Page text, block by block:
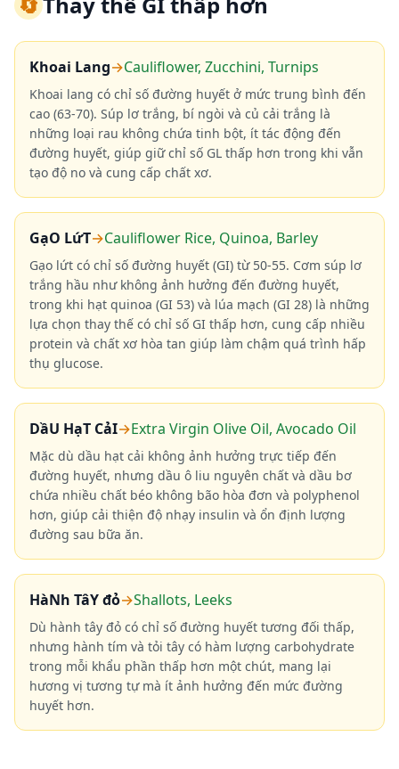
Khoai Lang→Cauliflower, Zucchini, Turnips
Khoai lang có chỉ số đường huyết ở mức trung bình đến
cao (63-70). Súp lơ trắng, bí ngòi và củ cải trắng là
những loại rau không chứa tinh bột, ít tác động đến
đường huyết, giúp giữ chỉ số GL thấp hơn trong khi vẫn
tạo độ no và cung cấp chất xơ.
GạO LứT→Cauliflower Rice, Quinoa, Barley
Gạo lứt có chỉ số đường huyết (GI) từ 50-55. Cơm súp lơ
trắng hầu như không ảnh hưởng đến đường huyết,
trong khi hạt quinoa (GI 53) và lúa mạch (GI 28) là những
lựa chọn thay thế có chỉ số GI thấp hơn, cung cấp nhiều
protein và chất xơ hòa tan giúp làm chậm quá trình hấp
thụ glucose.
DầU HạT CảI→Extra Virgin Olive Oil, Avocado Oil
Mặc dù dầu hạt cải không ảnh hưởng trực tiếp đến
đường huyết, nhưng dầu ô liu nguyên chất và dầu bơ
chứa nhiều chất béo không bão hòa đơn và polyphenol
hơn, giúp cải thiện độ nhạy insulin và ổn định lượng
đường sau bữa ăn.
HàNh TâY đỏ→Shallots, Leeks
Dù hành tây đỏ có chỉ số đường huyết tương đối thấp,
nhưng hành tím và tỏi tây có hàm lượng carbohydrate
trong mỗi khẩu phần thấp hơn một chút, mang lại
hương vị tương tự mà ít ảnh hưởng đến mức đường
huyết hơn.